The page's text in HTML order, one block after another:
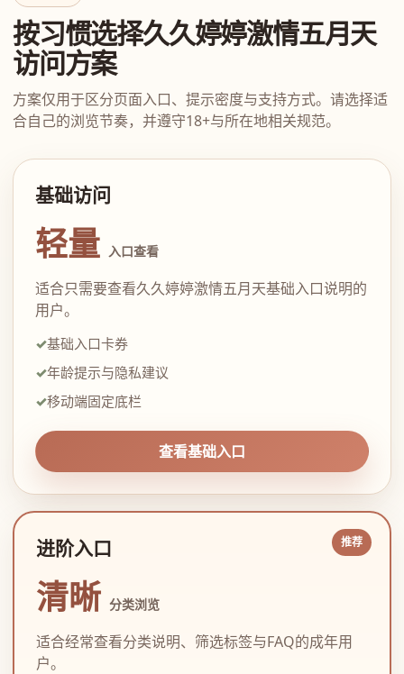
按习惯选择久久婷婷激情五月天
访问方案
方案仅用于区分页面入口、提示密度与支持方式。请选择适
合自己的浏览节奏，并遵守18+与所在地相关规范。
基础访问
轻量 入口查看
适合只需要查看久久婷婷激情五月天基础入口说明的
用户。
基础入口卡券
年龄提示与隐私建议
移动端固定底栏
查看基础入口
进阶入口
清晰 分类浏览
适合经常查看分类说明、筛选标签与FAQ的成年用
户。